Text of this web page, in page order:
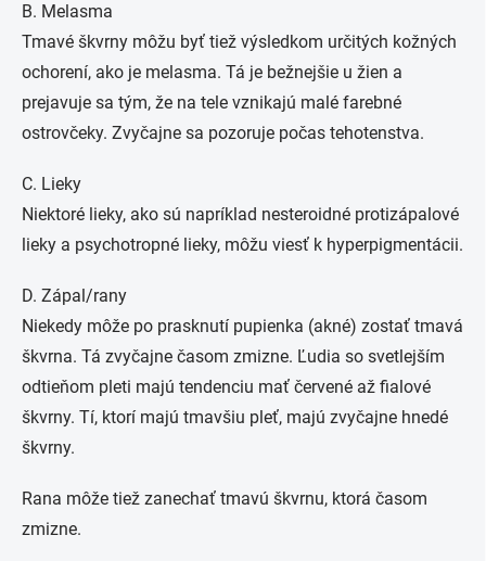
B. Melasma
Tmavé škvrny môžu byť tiež výsledkom určitých kožných
ochorení, ako je melasma. Tá je bežnejšie u žien a
prejavuje sa tým, že na tele vznikajú malé farebné
ostrovčeky. Zvyčajne sa pozoruje počas tehotenstva.
C. Lieky
Niektoré lieky, ako sú napríklad nesteroidné protizápalové
lieky a psychotropné lieky, môžu viesť k hyperpigmentácii.
D. Zápal/rany
Niekedy môže po prasknutí pupienka (akné) zostať tmavá
škvrna. Tá zvyčajne časom zmizne. Ľudia so svetlejším
odtieňom pleti majú tendenciu mať červené až fialové
škvrny. Tí, ktorí majú tmavšiu pleť, majú zvyčajne hnedé
škvrny.
Rana môže tiež zanechať tmavú škvrnu, ktorá časom
zmizne.